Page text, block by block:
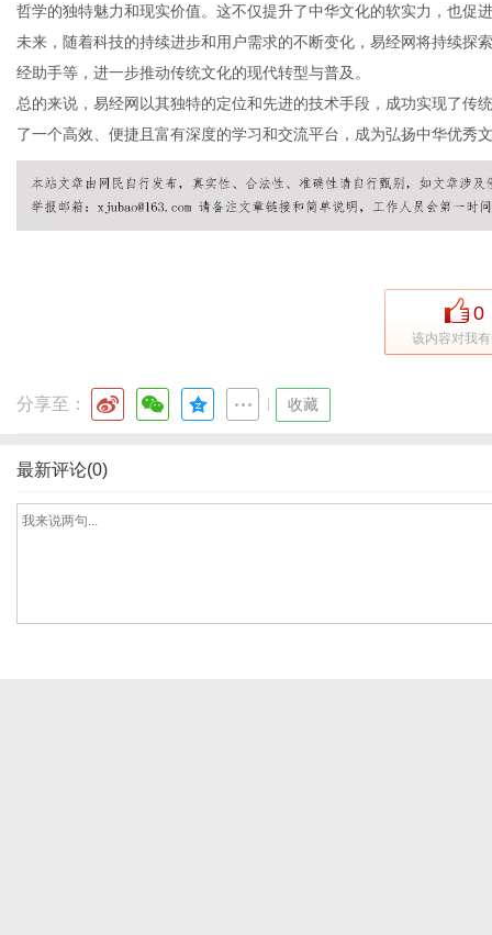
哲学的独特魅力和现实价值。这不仅提升了中华文化的软实力，也促
未来，随着科技的持续进步和用户需求的不断变化，易经网将持续探
经助手等，进一步推动传统文化的现代转型与普及。
总的来说，易经网以其独特的定位和先进的技术手段，成功实现了传
了一个高效、便捷且富有深度的学习和交流平台，成为弘扬中华优秀
0
该内容对我
分享至： 收藏
最新评论(0)